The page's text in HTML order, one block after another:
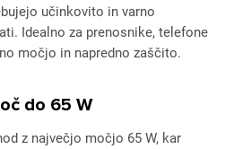
učinkovito in varno
Idealno za prenosnike, telefone
močjo in napredno zaščito.
do 65 W
z največjo močjo 65 W, kar